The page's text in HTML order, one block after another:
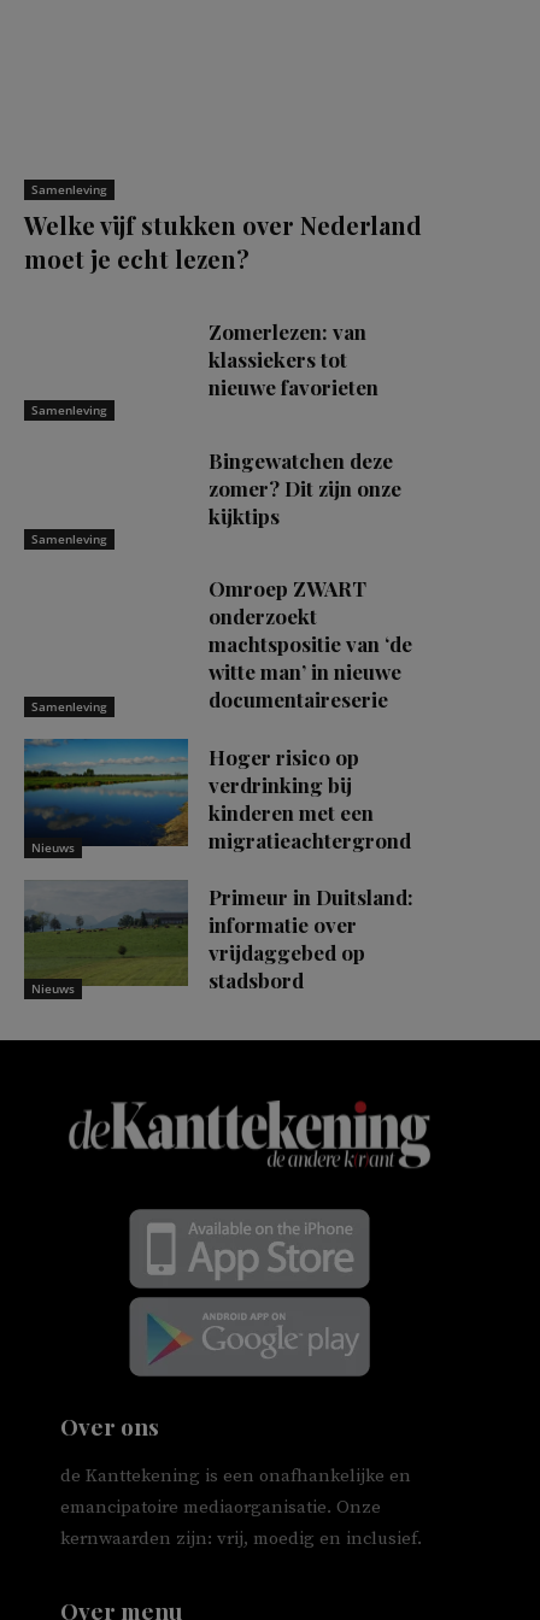
Samenleving
Welke vijf stukken over Nederland
moet je echt lezen?
Samenleving
Zomerlezen: van
klassiekers tot
nieuwe favorieten
Samenleving
Bingewatchen deze
zomer? Dit zijn onze
kijktips
Samenleving
Omroep ZWART
onderzoekt
machtspositie van ‘de
witte man’ in nieuwe
documentaireserie
Nieuws
Hoger risico op
verdrinking bij
kinderen met een
migratieachtergrond
Nieuws
Primeur in Duitsland:
informatie over
vrijdaggebed op
stadsbord
Over ons
de Kanttekening is een onafhankelijke en
emancipatoire mediaorganisatie. Onze
kernwaarden zijn: vrij, moedig en inclusief.
Over menu